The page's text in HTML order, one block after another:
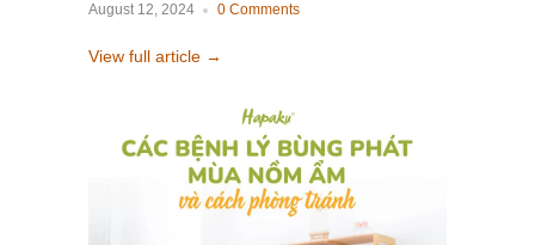
August 12, 2024 0 Comments
View full article →